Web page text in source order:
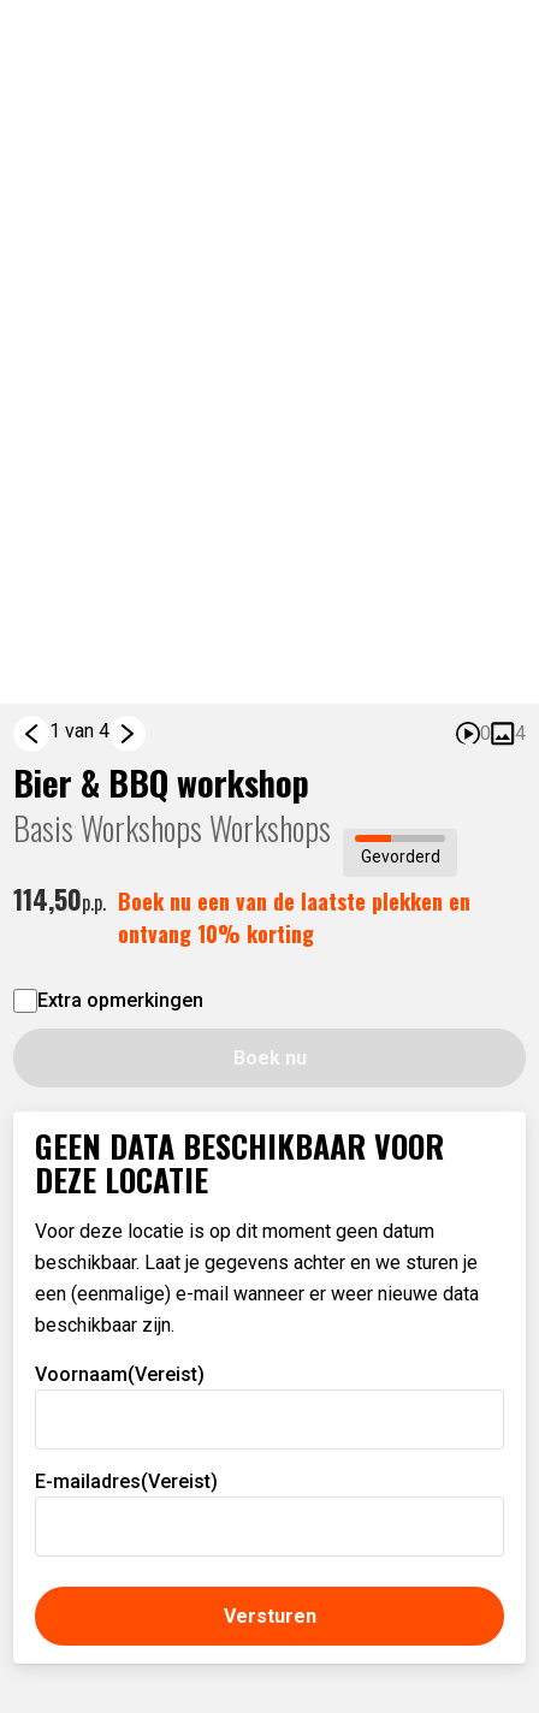
1 van 4 0 4
Bier & BBQ workshop
Basis Workshops Workshops
Gevorderd
114,50p.p. Boek nu een van de laatste plekken en
ontvang 10% korting
Extra opmerkingen
Boek nu
GEEN DATA BESCHIKBAAR VOOR
DEZE LOCATIE
Voor deze locatie is op dit moment geen datum
beschikbaar. Laat je gegevens achter en we sturen je
een (eenmalige) e-mail wanneer er weer nieuwe data
beschikbaar zijn.
Voornaam(Vereist)
E-mailadres(Vereist)